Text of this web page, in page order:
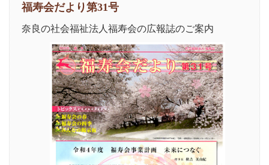
福寿会だより第31号
奈良の社会福祉法人福寿会の広報誌のご案内